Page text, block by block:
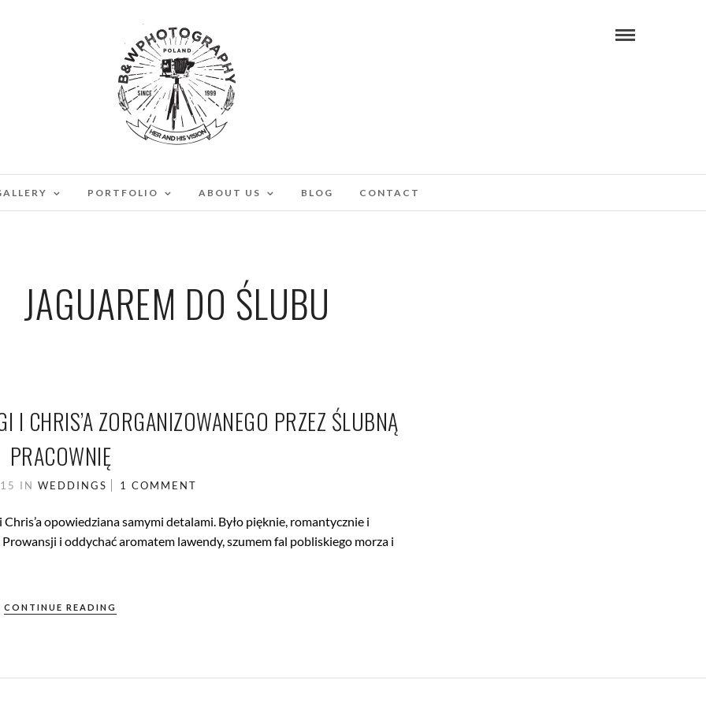
PORTFOLIO ABOUT US BLOG CONTACT
JAGUAREM DO ŚLUBU
I CHRIS’A ZORGANIZOWANEGO PRZEZ ŚLUBNĄ
PRACOWNIĘ
INWEDDINGS 1 COMMENT
opowiedziana samymi detalami. Było pięknie, romantycznie i
i oddychać aromatem lawendy, szumem fal pobliskiego morza i
CONTINUE READING